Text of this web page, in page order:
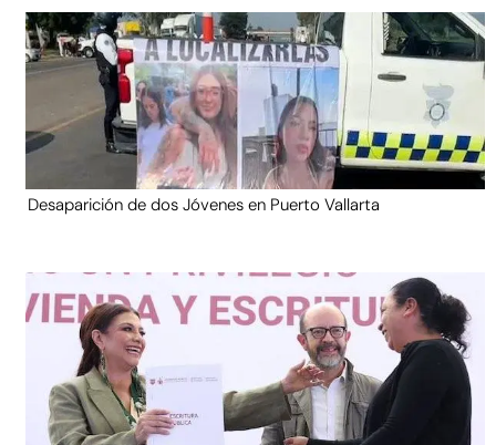
Desaparición de dos Jóvenes en Puerto Vallarta